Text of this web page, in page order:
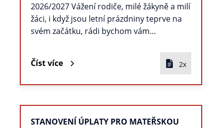
2026/2027 Vážení rodiče, milé žákyně a milí
žáci, i když jsou letní prázdniny teprve na
svém začátku, rádi bychom vám…
Číst více 2x
STANOVENÍ ÚPLATY PRO MATEŘSKOU